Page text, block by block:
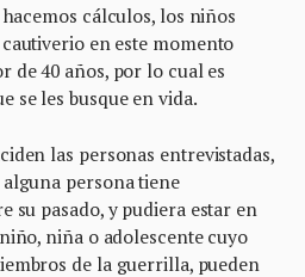
cálculos, los niños
en este momento
de 40 años, por lo cual es
se les busque en vida.
las personas entrevistadas,
persona tiene
su pasado, y pudiera estar en
niña o adolescente cuyo
de la guerrilla, pueden